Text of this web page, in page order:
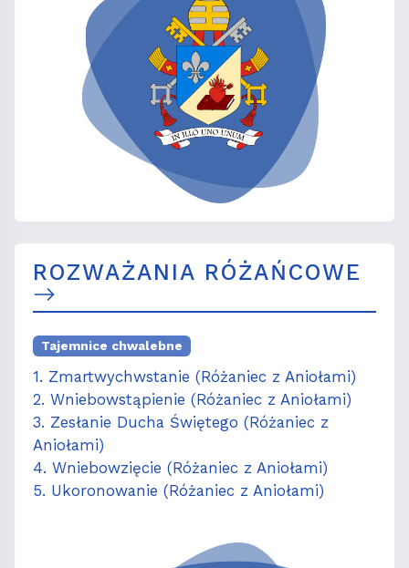
ROZWAŻANIA RÓŻAŃCOWE
Tajemnice chwalebne
1. Zmartwychwstanie (Różaniec z Aniołami)
2. Wniebowstąpienie (Różaniec z Aniołami)
3. Zesłanie Ducha Świętego (Różaniec z
Aniołami)
4. Wniebowzięcie (Różaniec z Aniołami)
5. Ukoronowanie (Różaniec z Aniołami)